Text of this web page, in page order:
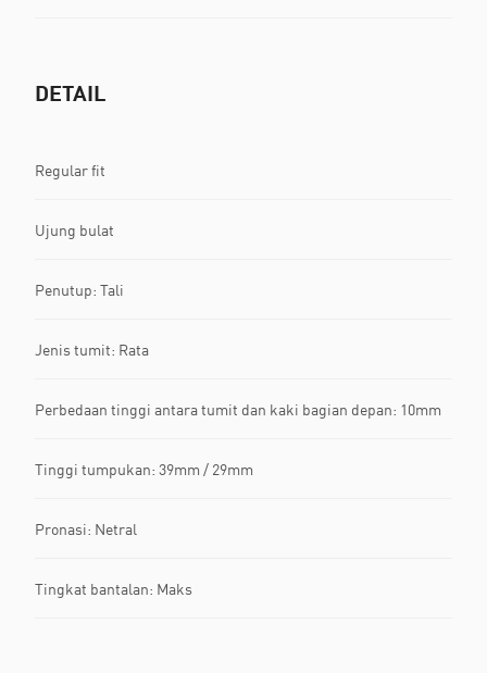
DETAIL
Regular fit
Ujung bulat
Penutup: Tali
Jenis tumit: Rata
Perbedaan tinggi antara tumit dan kaki bagian depan: 10mm
Tinggi tumpukan: 39mm / 29mm
Pronasi: Netral
Tingkat bantalan: Maks